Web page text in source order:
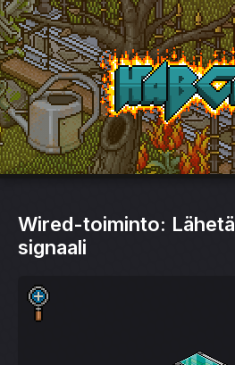
HabCat
Wired-toiminto: Lähetä
signaali